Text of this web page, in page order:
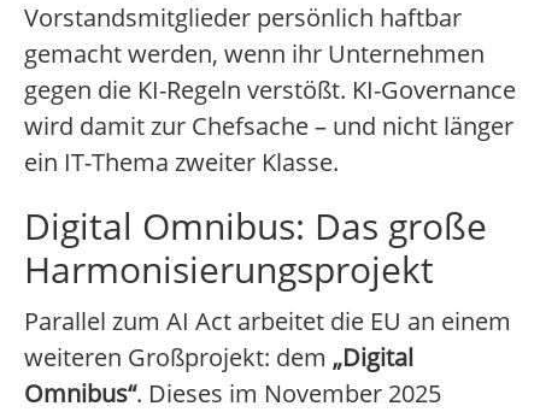
Vorstandsmitglieder persönlich haftbar
gemacht werden, wenn ihr Unternehmen
gegen die KI-Regeln verstößt. KI-Governance
wird damit zur Chefsache – und nicht länger
ein IT-Thema zweiter Klasse.
Digital Omnibus: Das große
Harmonisierungsprojekt
Parallel zum AI Act arbeitet die EU an einem
weiteren Großprojekt: dem „Digital
Omnibus“. Dieses im November 2025